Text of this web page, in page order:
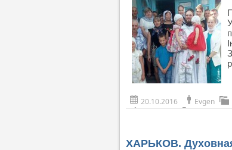
20.10.2016 Evgen
ХАРЬКОВ.